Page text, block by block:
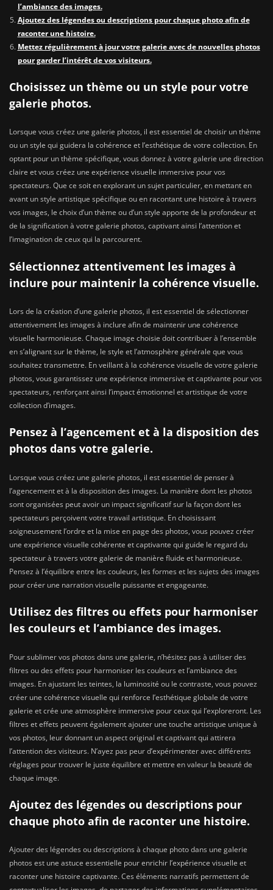
l’ambiance des images.
Ajoutez des légendes ou descriptions pour chaque photo afin de
raconter une histoire.
Mettez régulièrement à jour votre galerie avec de nouvelles photos
pour garder l’intérêt de vos visiteurs.
Choisissez un thème ou un style pour votre
galerie photos.
Lorsque vous créez une galerie photos, il est essentiel de choisir un thème
ou un style qui guidera la cohérence et l’esthétique de votre collection. En
optant pour un thème spécifique, vous donnez à votre galerie une direction
claire et vous créez une expérience visuelle immersive pour vos
spectateurs. Que ce soit en explorant un sujet particulier, en mettant en
avant un style artistique spécifique ou en racontant une histoire à travers
vos images, le choix d’un thème ou d’un style apporte de la profondeur et
de la signification à votre galerie photos, captivant ainsi l’attention et
l’imagination de ceux qui la parcourent.
Sélectionnez attentivement les images à
inclure pour maintenir la cohérence visuelle.
Lors de la création d’une galerie photos, il est essentiel de sélectionner
attentivement les images à inclure afin de maintenir une cohérence
visuelle harmonieuse. Chaque image choisie doit contribuer à l’ensemble
en s’alignant sur le thème, le style et l’atmosphère générale que vous
souhaitez transmettre. En veillant à la cohérence visuelle de votre galerie
photos, vous garantissez une expérience immersive et captivante pour vos
spectateurs, renforçant ainsi l’impact émotionnel et artistique de votre
collection d’images.
Pensez à l’agencement et à la disposition des
photos dans votre galerie.
Lorsque vous créez une galerie photos, il est essentiel de penser à
l’agencement et à la disposition des images. La manière dont les photos
sont organisées peut avoir un impact significatif sur la façon dont les
spectateurs perçoivent votre travail artistique. En choisissant
soigneusement l’ordre et la mise en page des photos, vous pouvez créer
une expérience visuelle cohérente et captivante qui guide le regard du
spectateur à travers votre galerie de manière fluide et harmonieuse.
Pensez à l’équilibre entre les couleurs, les formes et les sujets des images
pour créer une narration visuelle puissante et engageante.
Utilisez des filtres ou effets pour harmoniser
les couleurs et l’ambiance des images.
Pour sublimer vos photos dans une galerie, n’hésitez pas à utiliser des
filtres ou des effets pour harmoniser les couleurs et l’ambiance des
images. En ajustant les teintes, la luminosité ou le contraste, vous pouvez
créer une cohérence visuelle qui renforce l’esthétique globale de votre
galerie et crée une atmosphère immersive pour ceux qui l’exploreront. Les
filtres et effets peuvent également ajouter une touche artistique unique à
vos photos, leur donnant un aspect original et captivant qui attirera
l’attention des visiteurs. N’ayez pas peur d’expérimenter avec différents
réglages pour trouver le juste équilibre et mettre en valeur la beauté de
chaque image.
Ajoutez des légendes ou descriptions pour
chaque photo afin de raconter une histoire.
Ajouter des légendes ou descriptions à chaque photo dans une galerie
photos est une astuce essentielle pour enrichir l’expérience visuelle et
raconter une histoire captivante. Ces éléments narratifs permettent de